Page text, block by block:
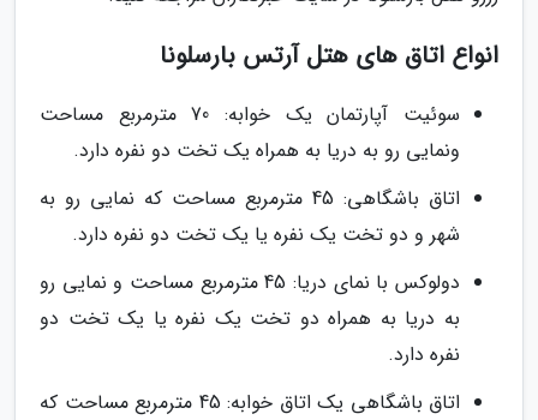
انواع اتاق های هتل آرتس بارسلونا
سوئیت آپارتمان یک خوابه: 70 مترمربع مساحت
ونمایی رو به دریا به همراه یک تخت دو نفره دارد.
اتاق باشگاهی: 45 مترمربع مساحت که نمایی رو به
شهر و دو تخت یک نفره یا یک تخت دو نفره دارد.
دولوکس با نمای دریا: 45 مترمربع مساحت و نمایی رو
به دریا به همراه دو تخت یک نفره یا یک تخت دو
نفره دارد.
اتاق باشگاهی یک اتاق خوابه: 45 مترمربع مساحت که